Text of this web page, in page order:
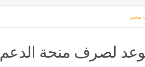
مصر
موعد لصرف منحة